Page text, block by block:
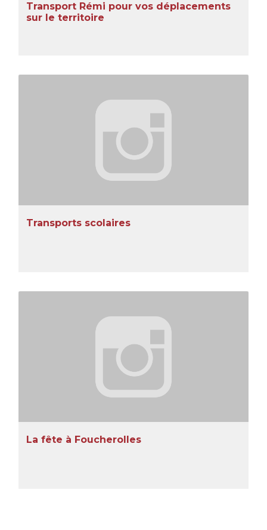
Transport Rémi pour vos déplacements
sur le territoire
Transports scolaires
La fête à Foucherolles